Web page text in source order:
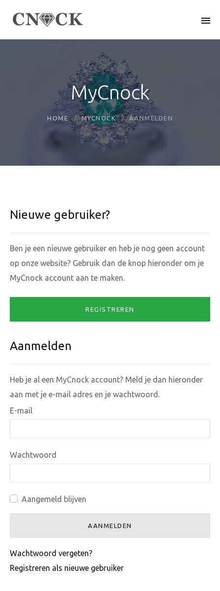
MyCnock
HOME MYCNOCK AANMELDEN
Nieuwe gebruiker?
Ben je een nieuwe gebruiker en heb je nog geen account
op onze website? Gebruik dan de knop hieronder om je
MyCnock account aan te maken.
REGISTREREN
Aanmelden
Heb je al een MyCnock account? Meld je dan hieronder
aan met je e-mail adres en je wachtwoord.
E-mail
Wachtwoord
Aangemeld blijven
AANMELDEN
Wachtwoord vergeten?
Registreren als nieuwe gebruiker